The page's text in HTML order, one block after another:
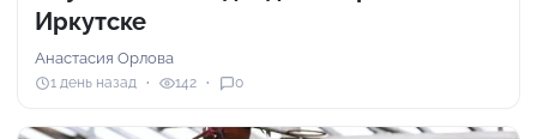
Иркутске
Анастасия Орлова
1 день назад 142 0